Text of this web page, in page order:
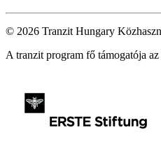
© 2026 Tranzit Hungary
A tranzit program fő támogatója